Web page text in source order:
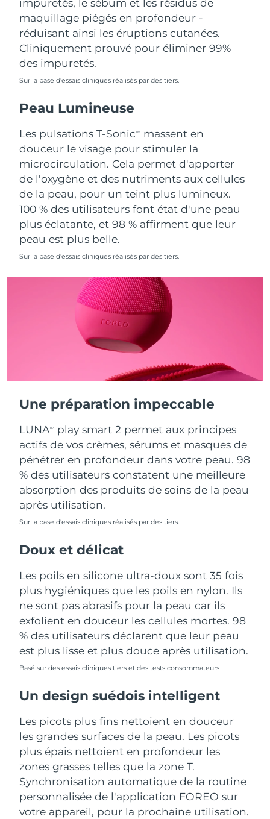
impuretés, le sébum et les résidus de
maquillage piégés en profondeur -
réduisant ainsi les éruptions cutanées.
Cliniquement prouvé pour éliminer 99%
des impuretés.
Sur la base d'essais cliniques réalisés par des tiers.
Peau Lumineuse
Les pulsations T-SonicTM
massent en
douceur le visage pour stimuler la
microcirculation. Cela permet d'apporter
de l'oxygène et des nutriments aux cellules
de la peau, pour un teint plus lumineux.
100 % des utilisateurs font état d'une peau
plus éclatante, et 98 % affirment que leur
peau est plus belle.
Sur la base d'essais cliniques réalisés par des tiers.
Une préparation impeccable
LUNATM
play smart 2 permet aux principes
actifs de vos crèmes, sérums et masques de
pénétrer en profondeur dans votre peau. 98
% des utilisateurs constatent une meilleure
absorption des produits de soins de la peau
après utilisation.
Sur la base d'essais cliniques réalisés par des tiers.
Doux et délicat
Les poils en silicone ultra-doux sont 35 fois
plus hygiéniques que les poils en nylon. Ils
ne sont pas abrasifs pour la peau car ils
exfolient en douceur les cellules mortes. 98
% des utilisateurs déclarent que leur peau
est plus lisse et plus douce après utilisation.
Basé sur des essais cliniques tiers et des tests consommateurs
Un design suédois intelligent
Les picots plus fins nettoient en douceur
les grandes surfaces de la peau. Les picots
plus épais nettoient en profondeur les
zones grasses telles que la zone T.
Synchronisation automatique de la routine
personnalisée de l'application FOREO sur
votre appareil, pour la prochaine utilisation.
Singapour Livraison estimée
Slovaquie Livraison estimée
Slovénie
Espagne Livraison estimée
Suède Livraison estimée8/9/26
Suisse Livraison estimée8/9/26
Taïwan
Livraison estimée
Émirats arabes unis Livraison estimée
États-Unis Livraison estimée8/10/26
Ouzbékistan Livraison estimée
Viêt Nam Livraison estimée8/15/26